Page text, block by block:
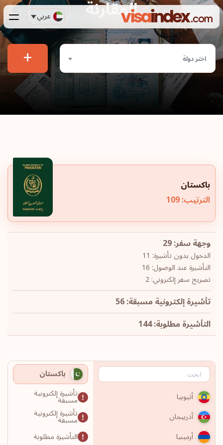
عربي المقارنة
اختر دولة +
باكستان
الترتيب: 109
وجهة سفر: 29
الدخول بدون تأشيرة: 11
التأشيرة عند الوصول: 16
تصريح سفر إلكتروني: 2
تأشيرة إلكترونية مسبقة: 56
التأشيرة مطلوبة: 144
باكستان
أثيوبيا
تأشيرة إلكترونية
مسبقة
أذربيجان
تأشيرة إلكترونية
مسبقة
أرمينيا
التأشيرة مطلوبة